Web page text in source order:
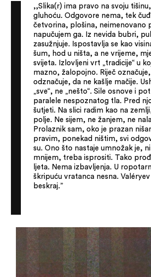
,,Slika(r) ima pravo na svoju
gluhoću. Odgovore nema, tek
četvorina, plošina, neimenovano
napučujem ga. Iz nevida bubri,
zasužnjuje. Ispostavlja se kao
šum, hod u ništa, a ne vrijeme,
svijeta. Izlovljeni vrt „tradicije“ u
mazno, žalopojno. Riječ
odznačuje, da ne kašlje mačije.
„sve“, ne „nešto“. Sile osnove i
paralele nespoznatog tla. Pred
šutjeti. Na slici radim kao na
polje. Ne sijem, ne žanjem, ne
Prolaznik sam, oko je prazan
pravim, ponekad ništim, svi
su. Ono što nastaje umnožak je,
mnijem, treba isprositi. Tako
ljeta. Nema izbavljenja. U
škripuću vratanca nesna.
beskraj.”